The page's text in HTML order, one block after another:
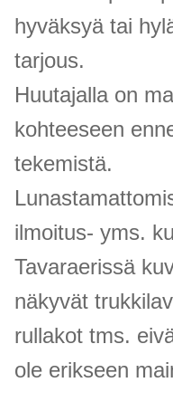
hyväksyä tai
tarjous.
Huutajalla on
kohteeseen
tekemistä.
ilmoitus- yms.
Tavaraerissä
näkyvät
rullakot tms.
ole erikseen